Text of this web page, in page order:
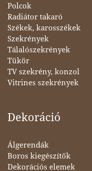
Polcok
Radiátor takaró
Székek, karosszékek
Szekrények
Tálalószekrények
Tükör
TV szekrény, konzol
Vitrines szekrények
Dekoráció
Álgerendák
Boros kiegészítők
Dekorációs elemek